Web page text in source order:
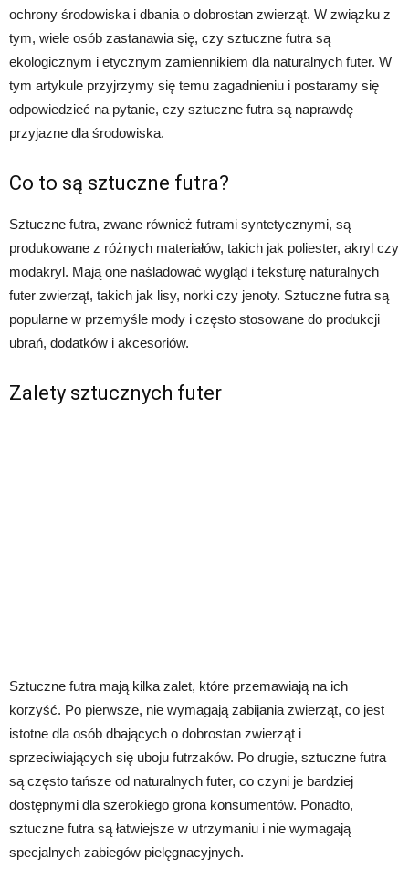
ochrony środowiska i dbania o dobrostan zwierząt. W związku z
tym, wiele osób zastanawia się, czy sztuczne futra są
ekologicznym i etycznym zamiennikiem dla naturalnych futer. W
tym artykule przyjrzymy się temu zagadnieniu i postaramy się
odpowiedzieć na pytanie, czy sztuczne futra są naprawdę
przyjazne dla środowiska.
Co to są sztuczne futra?
Sztuczne futra, zwane również futrami syntetycznymi, są
produkowane z różnych materiałów, takich jak poliester, akryl czy
modakryl. Mają one naśladować wygląd i teksturę naturalnych
futer zwierząt, takich jak lisy, norki czy jenoty. Sztuczne futra są
popularne w przemyśle mody i często stosowane do produkcji
ubrań, dodatków i akcesoriów.
Zalety sztucznych futer
Sztuczne futra mają kilka zalet, które przemawiają na ich
korzyść. Po pierwsze, nie wymagają zabijania zwierząt, co jest
istotne dla osób dbających o dobrostan zwierząt i
sprzeciwiających się uboju futrzaków. Po drugie, sztuczne futra
są często tańsze od naturalnych futer, co czyni je bardziej
dostępnymi dla szerokiego grona konsumentów. Ponadto,
sztuczne futra są łatwiejsze w utrzymaniu i nie wymagają
specjalnych zabiegów pielęgnacyjnych.